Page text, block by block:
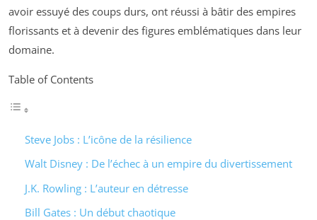
avoir essuyé des coups durs, ont réussi à bâtir des empires
florissants et à devenir des figures emblématiques dans leur
domaine.
Table of Contents
Steve Jobs : L’icône de la résilience
Walt Disney : De l’échec à un empire du divertissement
J.K. Rowling : L’auteur en détresse
Bill Gates : Un début chaotique